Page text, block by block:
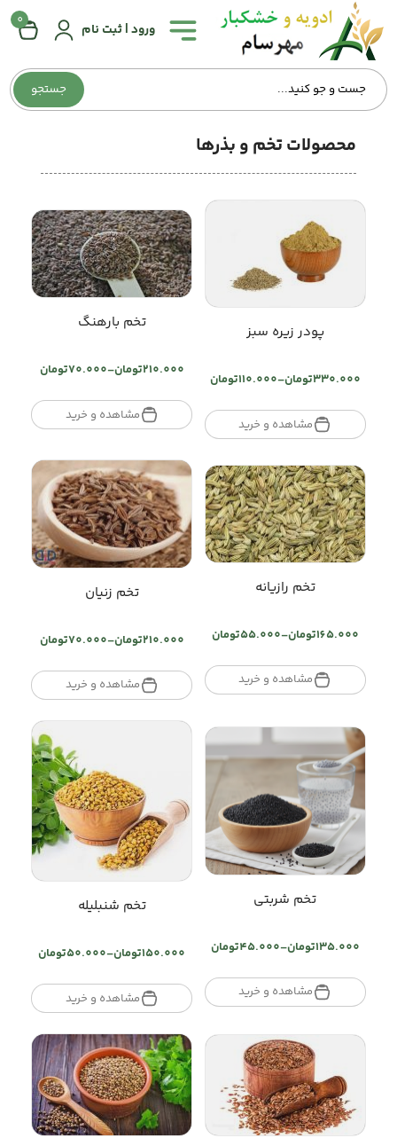
جستجو
ورود | ثبت نام
0
همه
دسته‌بندی‌ها
صفحه
اصلی
محصولات تخم و بذرها
پودر زیره سبز
تومان330.000
– تومان110.000
Price
تومان110.000
through
مشاهده و خرید
تخم بارهنگ
تومان210.000
– تومان70.000
Price
تومان70.000
through
مشاهده و خرید
تخم رازیانه
تومان165.000
– تومان55.000
Price
تومان55.000
through
مشاهده و خرید
تخم زنیان
تومان210.000
– تومان70.000
Price
تومان70.000
through
مشاهده و خرید
تخم شربتی
تومان135.000
– تومان45.000
Price
تومان45.000
through
مشاهده و خرید
تخم شنبلیله
تومان150.000
– تومان50.000
Price
تومان50.000
through
تومان150.000
مشاهده و خرید